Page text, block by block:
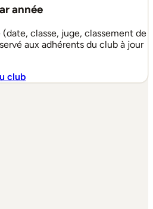
année
classe, juge, classement de
aux adhérents du club à jour
club